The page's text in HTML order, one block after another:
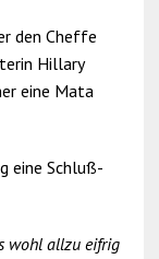
den Cheffe
Hillary
eine Mata
eine Schluß-
wohl allzu eifrig